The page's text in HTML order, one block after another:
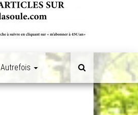
Autrefois